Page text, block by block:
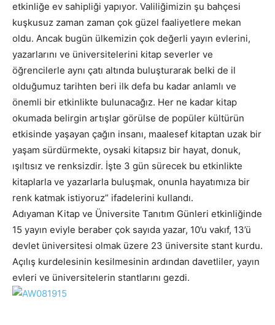
etkinliğe ev sahipliği yapıyor. Valiliğimizin şu bahçesi
kuşkusuz zaman zaman çok güzel faaliyetlere mekan
oldu. Ancak bugün ülkemizin çok değerli yayın evlerini,
yazarlarını ve üniversitelerini kitap severler ve
öğrencilerle aynı çatı altında buluşturarak belki de il
olduğumuz tarihten beri ilk defa bu kadar anlamlı ve
önemli bir etkinlikte bulunacağız. Her ne kadar kitap
okumada belirgin artışlar görülse de popüler kültürün
etkisinde yaşayan çağın insanı, maalesef kitaptan uzak bir
yaşam sürdürmekte, oysaki kitapsız bir hayat, donuk,
ışıltısız ve renksizdir. İşte 3 gün sürecek bu etkinlikte
kitaplarla ve yazarlarla buluşmak, onunla hayatımıza bir
renk katmak istiyoruz” ifadelerini kullandı.
Adıyaman Kitap ve Üniversite Tanıtım Günleri etkinliğinde
15 yayın eviyle beraber çok sayıda yazar, 10’u vakıf, 13’ü
devlet üniversitesi olmak üzere 23 üniversite stant kurdu.
Açılış kurdelesinin kesilmesinin ardından davetliler, yayın
evleri ve üniversitelerin stantlarını gezdi.